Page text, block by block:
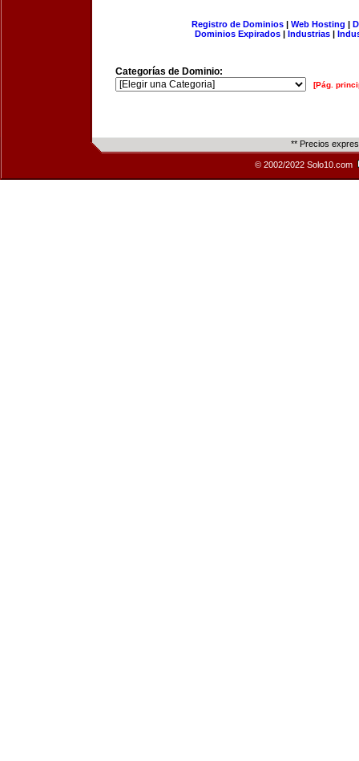
Registro de Dominios| Web Hosting |
Dominios Expirados | Industrias |
Categorías de Dominio:
[Pág.
** Precios
© 2002/2022 Solo10.com